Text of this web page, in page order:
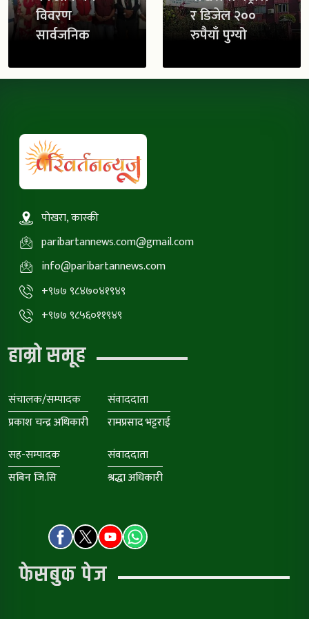
विवरण
सार्वजनिक
र डिजेल २००
रुपैयाँ पुग्यो
पोखरा, कास्की
paribartannews.com@gmail.com
info@paribartannews.com
+९७७ ९८४७०४१९४९
+९७७ ९८५६०११९४९
हाम्रो समूह
संचालक/सम्पादक
प्रकाश चन्द्र अधिकारी
संवाददाता
रामप्रसाद भट्टराई
सह-सम्पादक
सबिन जि.सि
संवाददाता
श्रद्धा अधिकारी
फेसबुक पेज